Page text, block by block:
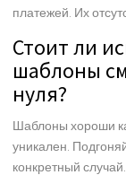
платежей. Их
Стоит ли
шаблоны
нуля?
Шаблоны хороши
уникален.
конкретный случай.